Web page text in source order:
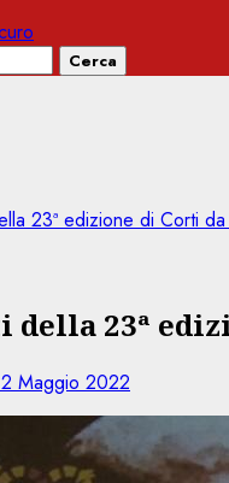
23ª edizione di Corti
23ª
2 Maggio 2022